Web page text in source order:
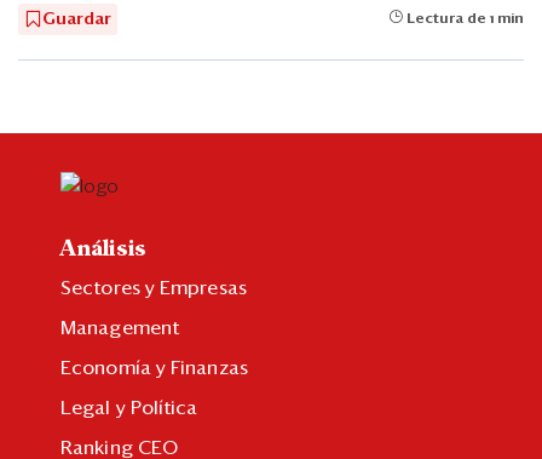
Guardar Lectura de 1 min
Análisis
Sectores y Empresas
Management
Economía y Finanzas
Legal y Política
Ranking CEO